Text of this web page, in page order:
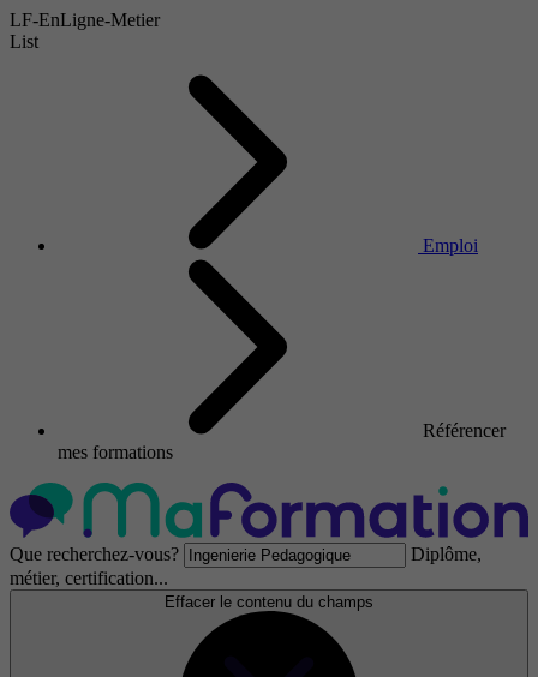
LF-EnLigne-Metier
List
Emploi
Référencer
mes formations
Que recherchez-vous?
Diplôme,
métier, certification...
Effacer le contenu du champs